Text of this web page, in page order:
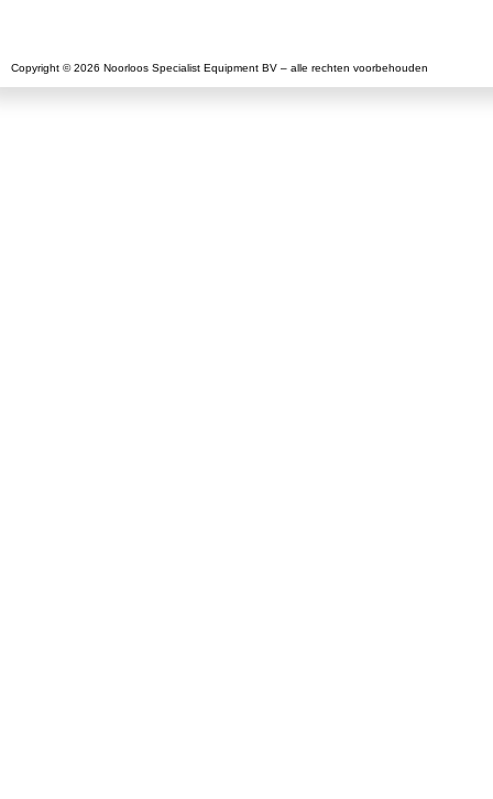
Copyright © 2026 Noorloos Specialist Equipment BV – alle rechten voorbehouden